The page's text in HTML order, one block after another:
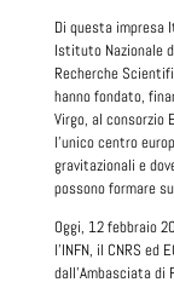
Di questa impresa
Istituto Nazionale
Recherche
hanno fondato,
Virgo, al consorzio
l’unico centro
gravitazionali e
possono formare
Oggi, 12 febbraio
l’INFN, il CNRS ed
dall’Ambasciata di